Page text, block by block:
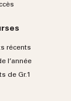
récents
l’année
de Gr.1